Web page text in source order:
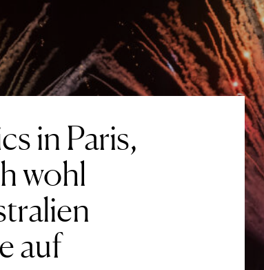
in Paris,
wohl
auf